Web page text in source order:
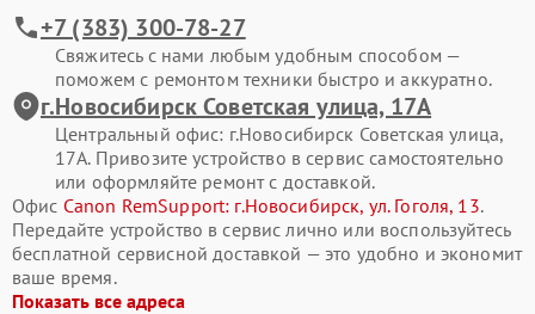
+7 (383) 300-78-27
Свяжитесь с нами любым удобным способом —
поможем с ремонтом техники быстро и аккуратно.
г.Новосибирск Советская улица, 17А
Центральный офис: г.Новосибирск Советская улица,
17А. Привозите устройство в сервис самостоятельно
или оформляйте ремонт с доставкой.
Офис Canon RemSupport: г.Новосибирск, ул. Гоголя, 13.
Передайте устройство в сервис лично или воспользуйтесь
бесплатной сервисной доставкой — это удобно и экономит
ваше время.
Показать все адреса